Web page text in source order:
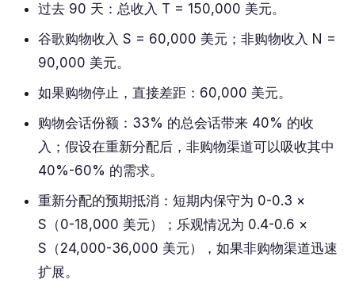
过去 90 天：总收入 T = 150,000 美元。
谷歌购物收入 S = 60,000 美元；非购物收入 N =
90,000 美元。
如果购物停止，直接差距：60,000 美元。
购物会话份额：33% 的总会话带来 40% 的收
入；假设在重新分配后，非购物渠道可以吸收其中
40%-60% 的需求。
重新分配的预期抵消：短期内保守为 0-0.3 ×
S（0-18,000 美元）；乐观情况为 0.4-0.6 ×
S（24,000-36,000 美元），如果非购物渠道迅速
扩展。